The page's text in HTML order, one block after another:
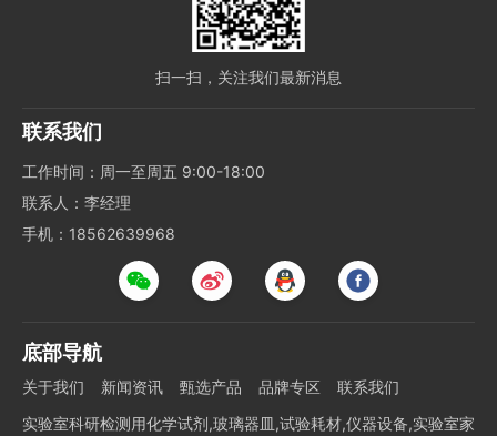
扫一扫，关注我们最新消息
联系我们
工作时间：周一至周五 9:00-18:00
联系人：李经理
手机：18562639968
底部导航
关于我们 新闻资讯 甄选产品 品牌专区
联系我们
实验室科研检测用化学试剂,玻璃器皿,试验耗材,仪器设备,实验室家